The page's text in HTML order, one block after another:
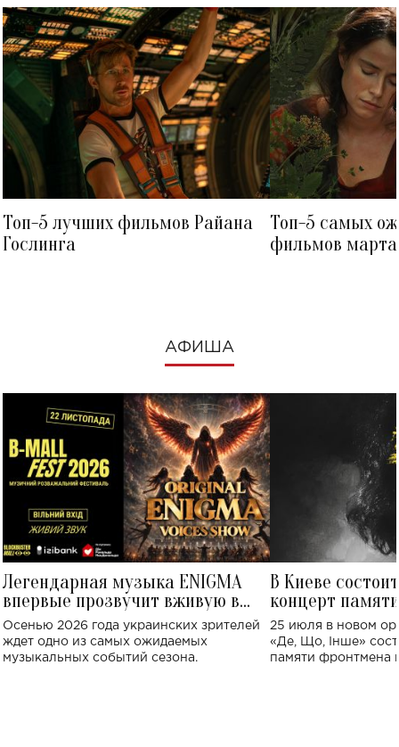
Топ-5 лучших фильмов Райана
Гослинга
Топ-5 самых
фильмов
АФИША
Легендарная музыка ENIGMA
впервые прозвучит вживую в
Украине: где состоится концерт
Осенью 2026 года украинских зрителей
ждет одно из самых ожидаемых
музыкальных событий сезона.
В Киеве
концерт
Клименко:
исполнят песни
25 июля в новом
«Де, Що, Інше»
памяти фронтмена